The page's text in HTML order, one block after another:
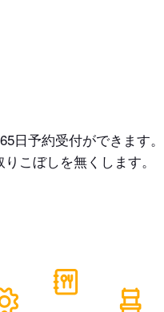
日予約受付ができます。
こぼしを無くします。